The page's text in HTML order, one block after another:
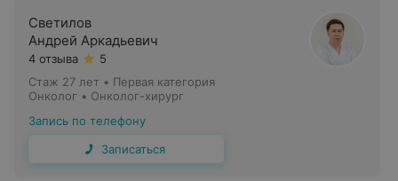
Светилов
Андрей Аркадьевич
4 отзыва
5
Стаж 27 лет • Первая категория
Онколог • Онколог-хирург
Запись по телефону
Записаться